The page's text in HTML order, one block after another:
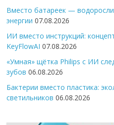
Вместо батареек —
энергии 07.08.2026
ИИ вместо инструкций:
KeyFlowAI 07.08.2026
«Умная» щётка Philips с ИИ
зубов 06.08.2026
Бактерии вместо пластика:
светильников 06.08.2026